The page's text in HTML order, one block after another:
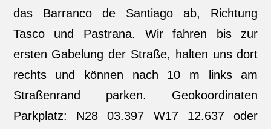
das Barranco de Santiago ab, Richtung
Tasco und Pastrana. Wir fahren bis zur
ersten Gabelung der Straße, halten uns dort
rechts und können nach 10 m links am
Straßenrand parken. Geokoordinaten
Parkplatz: N28 03.397 W17 12.637 oder